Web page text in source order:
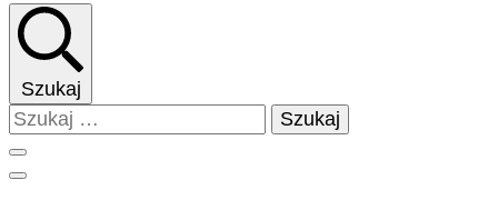
Szukaj
Szukaj: